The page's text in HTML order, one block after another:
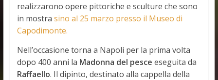
realizzarono opere pittoriche e sculture che sono
in mostra sino al 25 marzo presso il Museo di
Capodimonte.
Nell’occasione torna a Napoli per la prima volta
dopo 400 anni la Madonna del pesce eseguita da
Raffaello. Il dipinto, destinato alla cappella della